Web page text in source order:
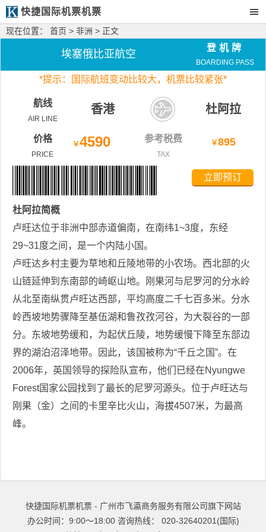
快捷国际机票机票
现在位置： 首页 > 非洲 > 正文
埃塞俄比亚航空
登机牌
BOARDING PASS
*提示：国际航班变动比较大， 机票比较紧张*
航线
AIR LINE
香港 杜阿拉
价格
PRICE
￥4590 参考税费
TAX
￥895
立即预订
杜阿拉简概
卢旺达位于非洲中部赤道偏南，在南纬1~3度，东经
29~31度之间，是一个内陆小国。
卢旺达乡村主要为草地和丘陵地带的小农场。西北部的火
山链延伸到东南部的崎岖山地。刚果河与尼罗河的分水岭
从北至南纵贯卢旺达西部，平均高度二千七百多米。分水
岭西坡地势骤降至基伍湖和鲁孜孜河谷，为大裂谷的一部
分。东坡地势缓和，为起伏丘陵，地势缓慢下降至东部边
界的湖泊沼泽地带。因此，该国被称为“千丘之国”。在
2006年，英国领导的探险队宣布，他们已经在Nyungwe
Forest国家公园找到了最长的尼罗河源头。位于卢旺达与
刚果（金）之间的卡里辛比火山，海拔4507米，为最高
峰。
快捷国际机票机票 - 广州市飞瀛商务服务有限公司旗下网站
办公时间：9:00～18:00 咨询热线： 020-32640201(国际)